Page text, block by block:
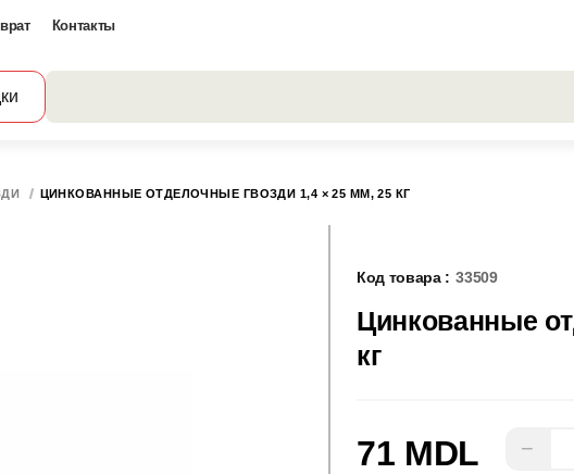
Контакты
ЦИНКОВАННЫЕ ОТДЕЛОЧНЫЕ ГВОЗДИ 1,4 × 25 ММ, 25 КГ
Код товара : 33509
Цинкованные
кг
71 MDL −